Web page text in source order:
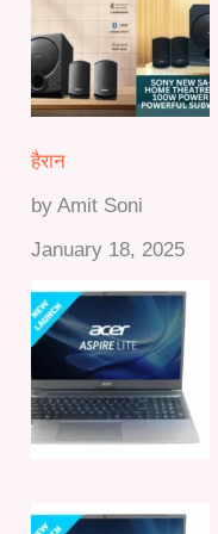
हैरान
by Amit Soni
January 18, 2025